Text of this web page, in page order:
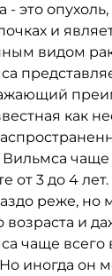
это опухоль,
и
видом
как
Вильмса
от 3 до 4
реже, но
возраста и
чаще всего
иногда он